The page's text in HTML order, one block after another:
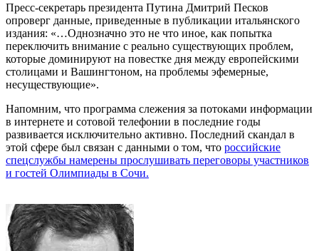
Пресс-секретарь президента Путина Дмитрий Песков
опроверг данные, приведенные в публикации итальянского
издания: «…Однозначно это не что иное, как попытка
переключить внимание с реально существующих проблем,
которые доминируют на повестке дня между европейскими
столицами и Вашингтоном, на проблемы эфемерные,
несуществующие».
Напомним, что программа слежения за потоками информации
в интернете и сотовой телефонии в последние годы
развивается исключительно активно. Последний скандал в
этой сфере был связан с данными о том, что российские
спецслужбы намерены прослушивать переговоры участников
и гостей Олимпиады в Сочи.